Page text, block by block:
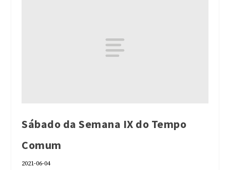
Sábado da Semana IX do Tempo
Comum
2021-06-04